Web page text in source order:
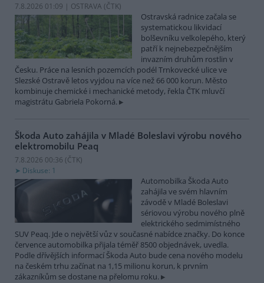
7.8.2026 01:09 | OSTRAVA (ČTK)
Ostravská radnice začala se
systematickou likvidací
bolševníku velkolepého, který
patří k nejnebezpečnějším
invazním druhům rostlin v
Česku. Práce na lesních pozemcích podél Trnkovecké ulice ve
Slezské Ostravě letos vyjdou na více než 66 000 korun. Město
kombinuje chemické i mechanické metody, řekla ČTK mluvčí
magistrátu Gabriela Pokorná.
Škoda Auto zahájila v Mladé Boleslavi výrobu nového
elektromobilu Peaq
7.8.2026 00:36 (ČTK)
Diskuse: 1
Automobilka Škoda Auto
zahájila ve svém hlavním
závodě v Mladé Boleslavi
sériovou výrobu nového plně
elektrického sedmimístného
SUV Peaq. Jde o největší vůz v současné nabídce značky. Do konce
července automobilka přijala téměř 8500 objednávek, uvedla.
Podle dřívějších informací Škoda Auto bude cena nového modelu
na českém trhu začínat na 1,15 milionu korun, k prvním
zákazníkům se dostane na přelomu roku.